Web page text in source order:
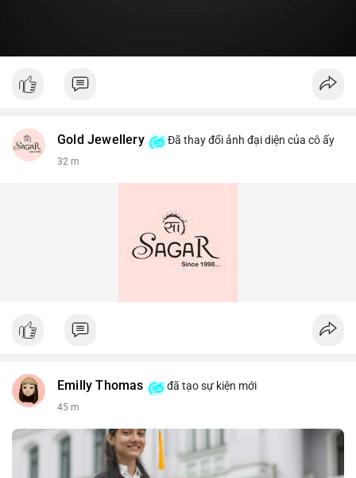
Gold Jewellery Đã thay đổi ảnh đại diện của cô ấy
32 m
Emilly Thomas đã tạo sự kiện mới
45 m